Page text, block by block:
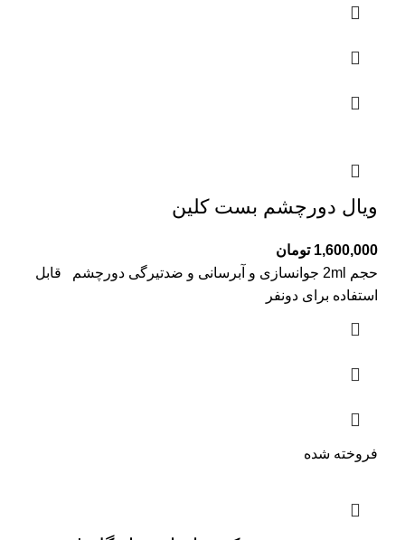
ویال دورچشم بست کلین
1,600,000 تومان
حجم 2ml جوانسازی و آبرسانی و ضدتیرگی دورچشم قابل
استفاده برای دونفر
فروخته شده